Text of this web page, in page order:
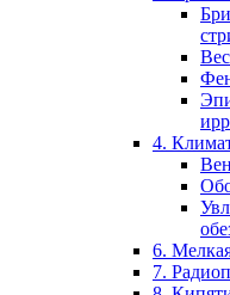
4.
6.
7.